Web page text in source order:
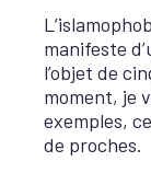
manifeste
l’objet de
moment, je
exemples,
de proches.